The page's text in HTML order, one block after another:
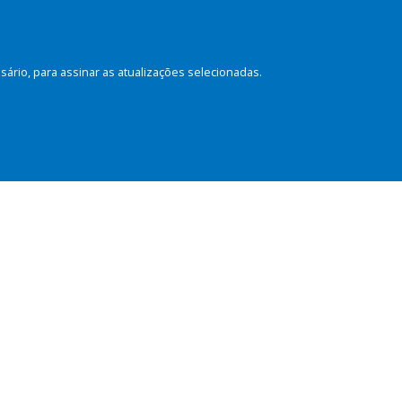
para assinar as atualizações selecionadas.